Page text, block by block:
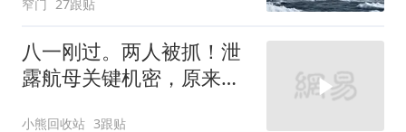
窄门 27跟贴
八一刚过。两人被抓！泄
露航母关键机密，原来间
小熊回收站 3跟贴